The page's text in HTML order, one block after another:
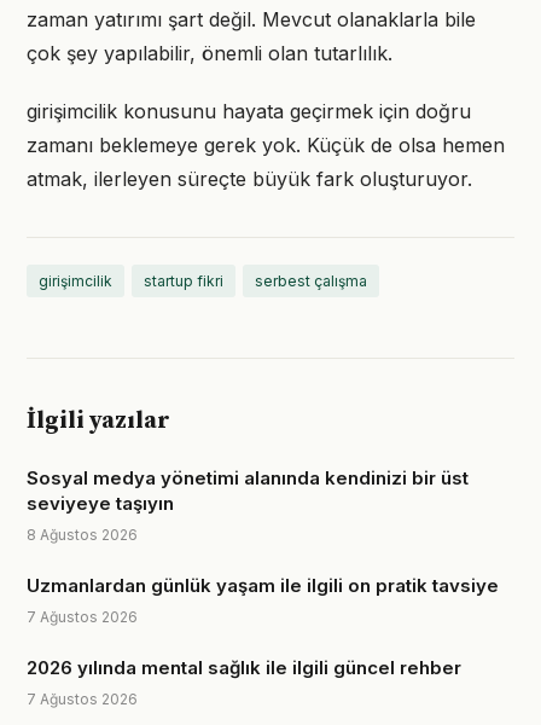
zaman yatırımı şart değil. Mevcut olanaklarla bile
çok şey yapılabilir, önemli olan tutarlılık.
girişimcilik konusunu hayata geçirmek için doğru
zamanı beklemeye gerek yok. Küçük de olsa hemen
atmak, ilerleyen süreçte büyük fark oluşturuyor.
girişimcilik startup fikri serbest çalışma
İlgili yazılar
Sosyal medya yönetimi alanında kendinizi bir üst
seviyeye taşıyın
8 Ağustos 2026
Uzmanlardan günlük yaşam ile ilgili on pratik tavsiye
7 Ağustos 2026
2026 yılında mental sağlık ile ilgili güncel rehber
7 Ağustos 2026